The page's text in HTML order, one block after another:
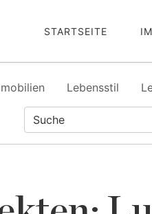
STARTSEITE
Lebensstil